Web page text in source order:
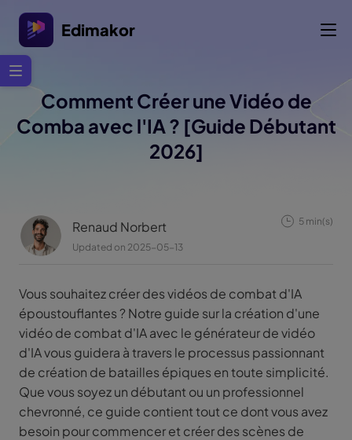
Edimakor
Comment Créer une Vidéo de
Comba avec l'IA ? [Guide Débutant
2026]
Renaud Norbert
Updated on 2025-05-13
5 min(s)
Vous souhaitez créer des vidéos de combat d'IA
époustouflantes ? Notre guide sur la création d'une
vidéo de combat d'IA avec le générateur de vidéo
d'IA vous guidera à travers le processus passionnant
de création de batailles épiques en toute simplicité.
Que vous soyez un débutant ou un professionnel
chevronné, ce guide contient tout ce dont vous avez
besoin pour commencer et créer des scènes de